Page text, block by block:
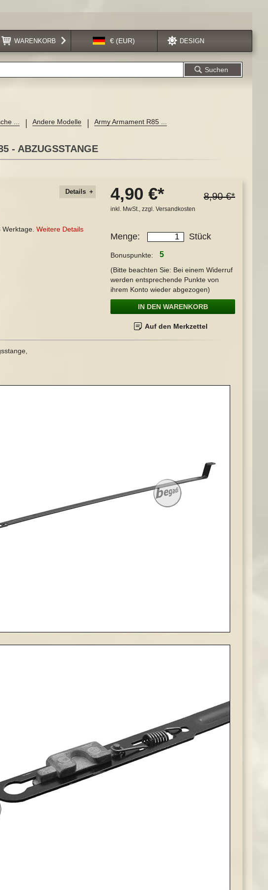
WARENKORB Sprache € (EUR) DESIGN
Suchen
... Andere Modelle Army Armament R85 ...
- ABZUGSSTANGE
Details
Werktage. Weitere Details
4,90 € 8,90 €
inkl. MwSt., zzgl.Versandkosten
Menge Stück
Bonuspunkte: 5
(Bitte beachten Sie: Bei einem Widerruf
werden entsprechende Punkte von
ihrem Konto wieder abgezogen)
IN DEN WARENKORB
Auf den Merkzettel